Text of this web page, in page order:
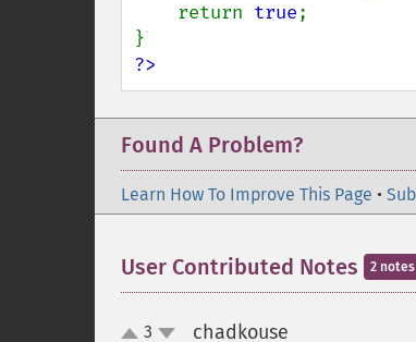
    return
true;
?>
Found A Problem?
Learn How To Improve This Page •
User Contributed Notes 2 notes
3 chadkouse